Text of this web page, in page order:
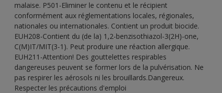
malaise. P501-Eliminer le contenu et le récipient
conformément aux réglementations locales, régionales,
nationales ou internationales. Contient un produit biocide.
EUH208-Contient du (de la) 1,2-benzisothiazol-3(2H)-one,
C(M)IT/MIT(3-1). Peut produire une réaction allergique.
EUH211-Attention! Des gouttelettes respirables
dangereuses peuvent se former lors de la pulvérisation. Ne
pas respirer les aérosols ni les brouillards.Dangereux.
Respecter les précautions d'emploi